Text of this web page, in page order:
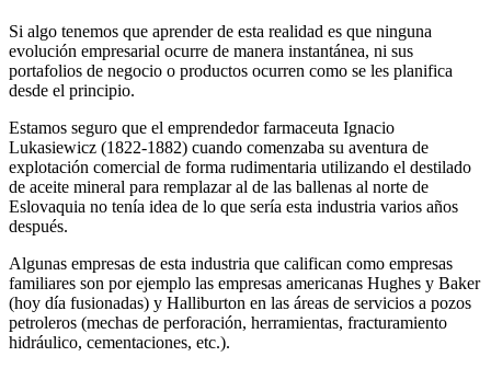
Si algo tenemos que aprender de esta realidad es que ninguna
evolución empresarial ocurre de manera instantánea, ni sus
portafolios de negocio o productos ocurren como se les planifica
desde el principio.
Estamos seguro que el emprendedor farmaceuta Ignacio
Lukasiewicz (1822-1882) cuando comenzaba su aventura de
explotación comercial de forma rudimentaria utilizando el destilado
de aceite mineral para remplazar al de las ballenas al norte de
Eslovaquia no tenía idea de lo que sería esta industria varios años
después.
Algunas empresas de esta industria que califican como empresas
familiares son por ejemplo las empresas americanas Hughes y Baker
(hoy día fusionadas) y Halliburton en las áreas de servicios a pozos
petroleros (mechas de perforación, herramientas, fracturamiento
hidráulico, cementaciones, etc.).